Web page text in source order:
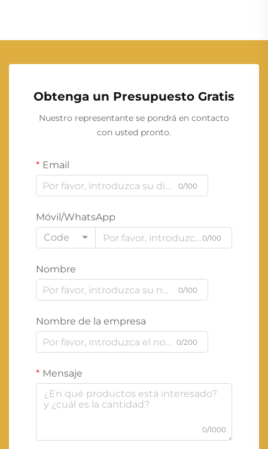
Obtenga un Presupuesto Gratis
Nuestro representante se pondrá en contacto
con usted pronto.
Email
0/100
Móvil/WhatsApp
Code
0/100
Nombre
0/100
Nombre de la empresa
0/200
Mensaje
0/1000